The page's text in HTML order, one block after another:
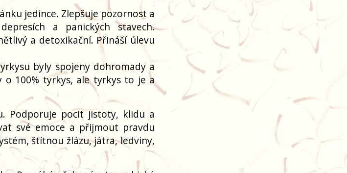
jedince. Zlepšuje pozornost a
a panických stavech.
a detoxikační. Přináší úlevu
byly spojeny dohromady a
o 100% tyrkys, ale tyrkys to je a
Podporuje pocit jistoty, klidu a
své emoce a přijmout pravdu
štítnou žlázu, játra, ledviny,